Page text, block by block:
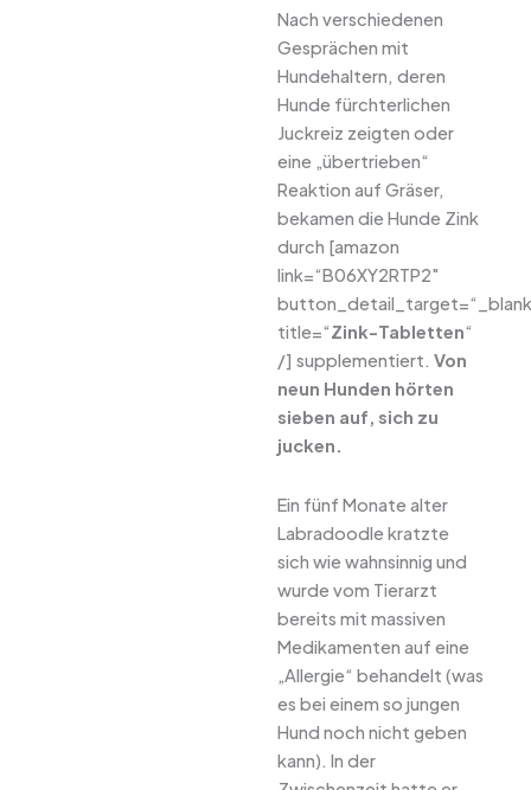
Nach verschiedenen
Gesprächen mit
Hundehaltern, deren
Hunde fürchterlichen
Juckreiz zeigten oder
eine „übertrieben“
Reaktion auf Gräser,
bekamen die Hunde Zink
durch [amazon
link=“B06XY2RTP2″
title=“Zink-Tabletten“
/] supplementiert. Von
neun Hunden hörten
sieben auf, sich zu
jucken.
Ein fünf Monate alter
Labradoodle kratzte
sich wie wahnsinnig und
wurde vom Tierarzt
bereits mit massiven
Medikamenten auf eine
„Allergie“ behandelt (was
es bei einem so jungen
Hund noch nicht geben
kann). In der